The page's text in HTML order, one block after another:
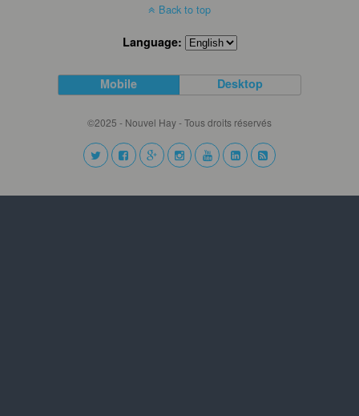
Back to top
Language:
Mobile Desktop
©2025 - Nouvel Hay - Tous droits réservés